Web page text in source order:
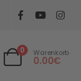
0 Warenkorb
0.00€